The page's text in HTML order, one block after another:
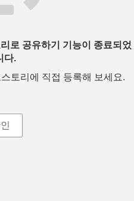
로 공유하기 기능이 종료되었
다.
토리에 직접 등록해 보세요.